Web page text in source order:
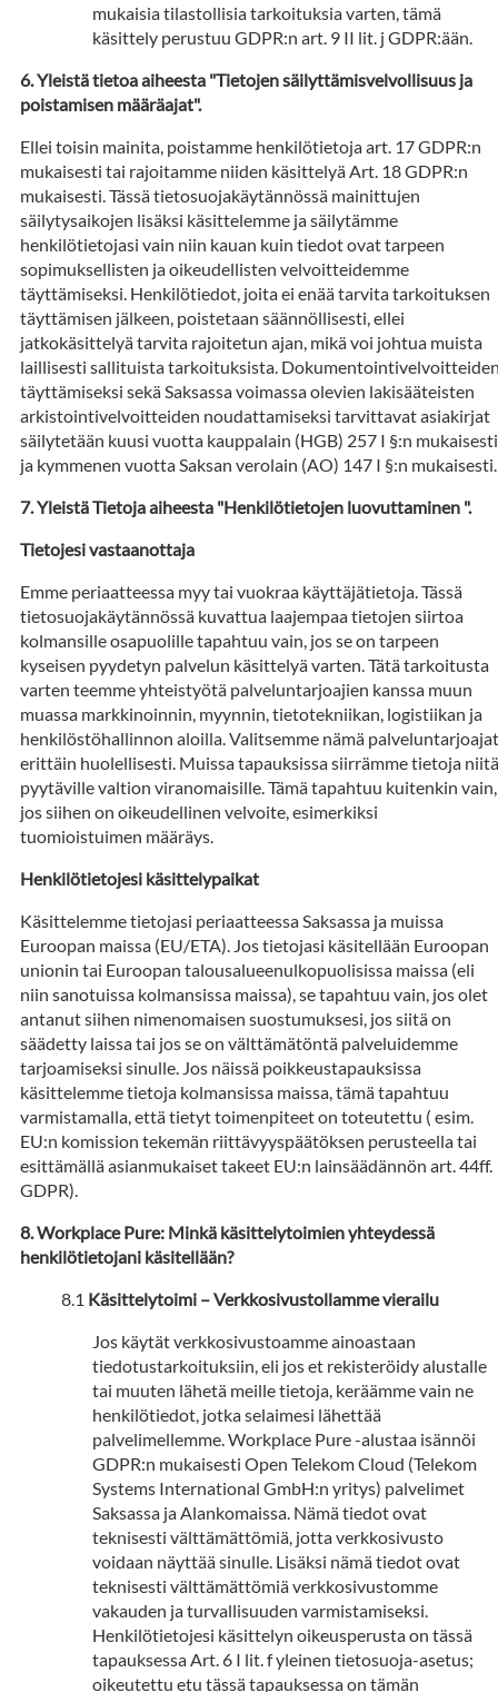
mukaisia tilastollisia tarkoituksia varten, tämä
käsittely perustuu GDPR:n art. 9 II lit. j GDPR:ään.
Yleistä tietoa aiheesta "Tietojen säilyttämisvelvollisuus ja
poistamisen määräajat".
Ellei toisin mainita, poistamme henkilötietoja art. 17 GDPR:n
mukaisesti tai rajoitamme niiden käsittelyä Art. 18 GDPR:n
mukaisesti. Tässä tietosuojakäytännössä mainittujen
säilytysaikojen lisäksi käsittelemme ja säilytämme
henkilötietojasi vain niin kauan kuin tiedot ovat tarpeen
sopimuksellisten ja oikeudellisten velvoitteidemme
täyttämiseksi. Henkilötiedot, joita ei enää tarvita tarkoituksen
täyttämisen jälkeen, poistetaan säännöllisesti, ellei
jatkokäsittelyä tarvita rajoitetun ajan, mikä voi johtua muista
laillisesti sallituista tarkoituksista.
täyttämiseksi sekä Saksassa voimassa olevien lakisääteisten
arkistointivelvoitteiden noudattamiseksi tarvittavat asiakirjat
säilytetään kuusi vuotta kauppalain (HGB) 257 I §:n mukaisesti
ja kymmenen vuotta Saksan verolain (AO) 147 I §:n mukaisesti.
Yleistä Tietoja aiheesta "Henkilötietojen luovuttaminen ".
Tietojesi vastaanottaja
Emme periaatteessa myy tai vuokraa käyttäjätietoja. Tässä
tietosuojakäytännössä kuvattua laajempaa tietojen siirtoa
kolmansille osapuolille tapahtuu vain, jos se on tarpeen
kyseisen pyydetyn palvelun käsittelyä varten. Tätä tarkoitusta
varten teemme yhteistyötä palveluntarjoajien kanssa muun
muassa markkinoinnin, myynnin, tietotekniikan, logistiikan ja
henkilöstöhallinnon aloilla. Valitsemme nämä palveluntarjoajat
erittäin huolellisesti. Muissa tapauksissa siirrämme tietoja niitä
pyytäville valtion viranomaisille. Tämä tapahtuu kuitenkin vain,
jos siihen on oikeudellinen velvoite, esimerkiksi
tuomioistuimen määräys.
Henkilötietojesi käsittelypaikat
Käsittelemme tietojasi periaatteessa Saksassa ja muissa
Euroopan maissa (EU/ETA). Jos tietojasi käsitellään Euroopan
unionin tai Euroopan talousalueenulkopuolisissa maissa (eli
niin sanotuissa kolmansissa maissa), se tapahtuu vain, jos olet
antanut siihen nimenomaisen suostumuksesi, jos siitä on
säädetty laissa tai jos se on välttämätöntä palveluidemme
tarjoamiseksi sinulle. Jos näissä poikkeustapauksissa
käsittelemme tietoja kolmansissa maissa, tämä tapahtuu
varmistamalla, että tietyt toimenpiteet on toteutettu ( esim.
EU:n komission tekemän riittävyyspäätöksen perusteella tai
esittämällä asianmukaiset takeet EU:n lainsäädännön art. 44ff.
GDPR).
Workplace Pure: Minkä käsittelytoimien yhteydessä
henkilötietojani käsitellään?
Käsittelytoimi – Verkkosivustollamme vierailu
Jos käytät verkkosivustoamme ainoastaan
tiedotustarkoituksiin, eli jos et rekisteröidy alustalle
tai muuten lähetä meille tietoja, keräämme vain ne
henkilötiedot, jotka selaimesi lähettää
palvelimellemme. Workplace Pure -alustaa isännöi
GDPR:n mukaisesti Open Telekom Cloud (Telekom
Systems International GmbH:n yritys) palvelimet
Saksassa ja Alankomaissa. Nämä tiedot ovat
teknisesti välttämättömiä, jotta verkkosivusto
voidaan näyttää sinulle. Lisäksi nämä tiedot ovat
teknisesti välttämättömiä verkkosivustomme
vakauden ja turvallisuuden varmistamiseksi.
Henkilötietojesi käsittelyn oikeusperusta on tässä
tapauksessa Art. 6 I lit. f yleinen tietosuoja-asetus;
oikeutettu etu tässä tapauksessa on tämän